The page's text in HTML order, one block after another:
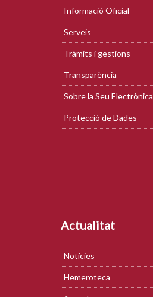
Informació Oficial
Serveis
Tràmits i gestions
Transparència
Sobre la Seu Electrònica
Protecció de Dades
Actualitat
Notícies
Hemeroteca